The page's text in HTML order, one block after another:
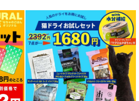
４胃）とは
イ
ド